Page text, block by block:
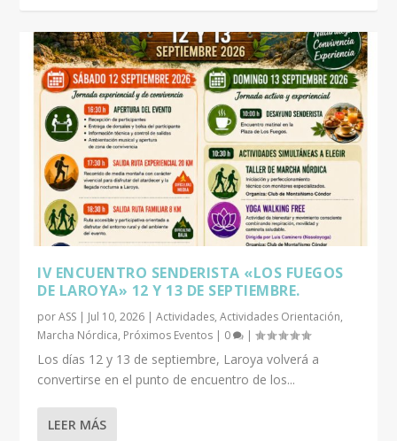
IV ENCUENTRO SENDERISTA «LOS FUEGOS
DE LAROYA» 12 Y 13 DE SEPTIEMBRE.
porASS | Jul 10, 2026 |Actividades,Actividades Orientación,
Marcha Nórdica, Próximos Eventos | 0 |
Los días 12 y 13 de septiembre, Laroya volverá a
convertirse en el punto de encuentro de los...
LEER MÁS